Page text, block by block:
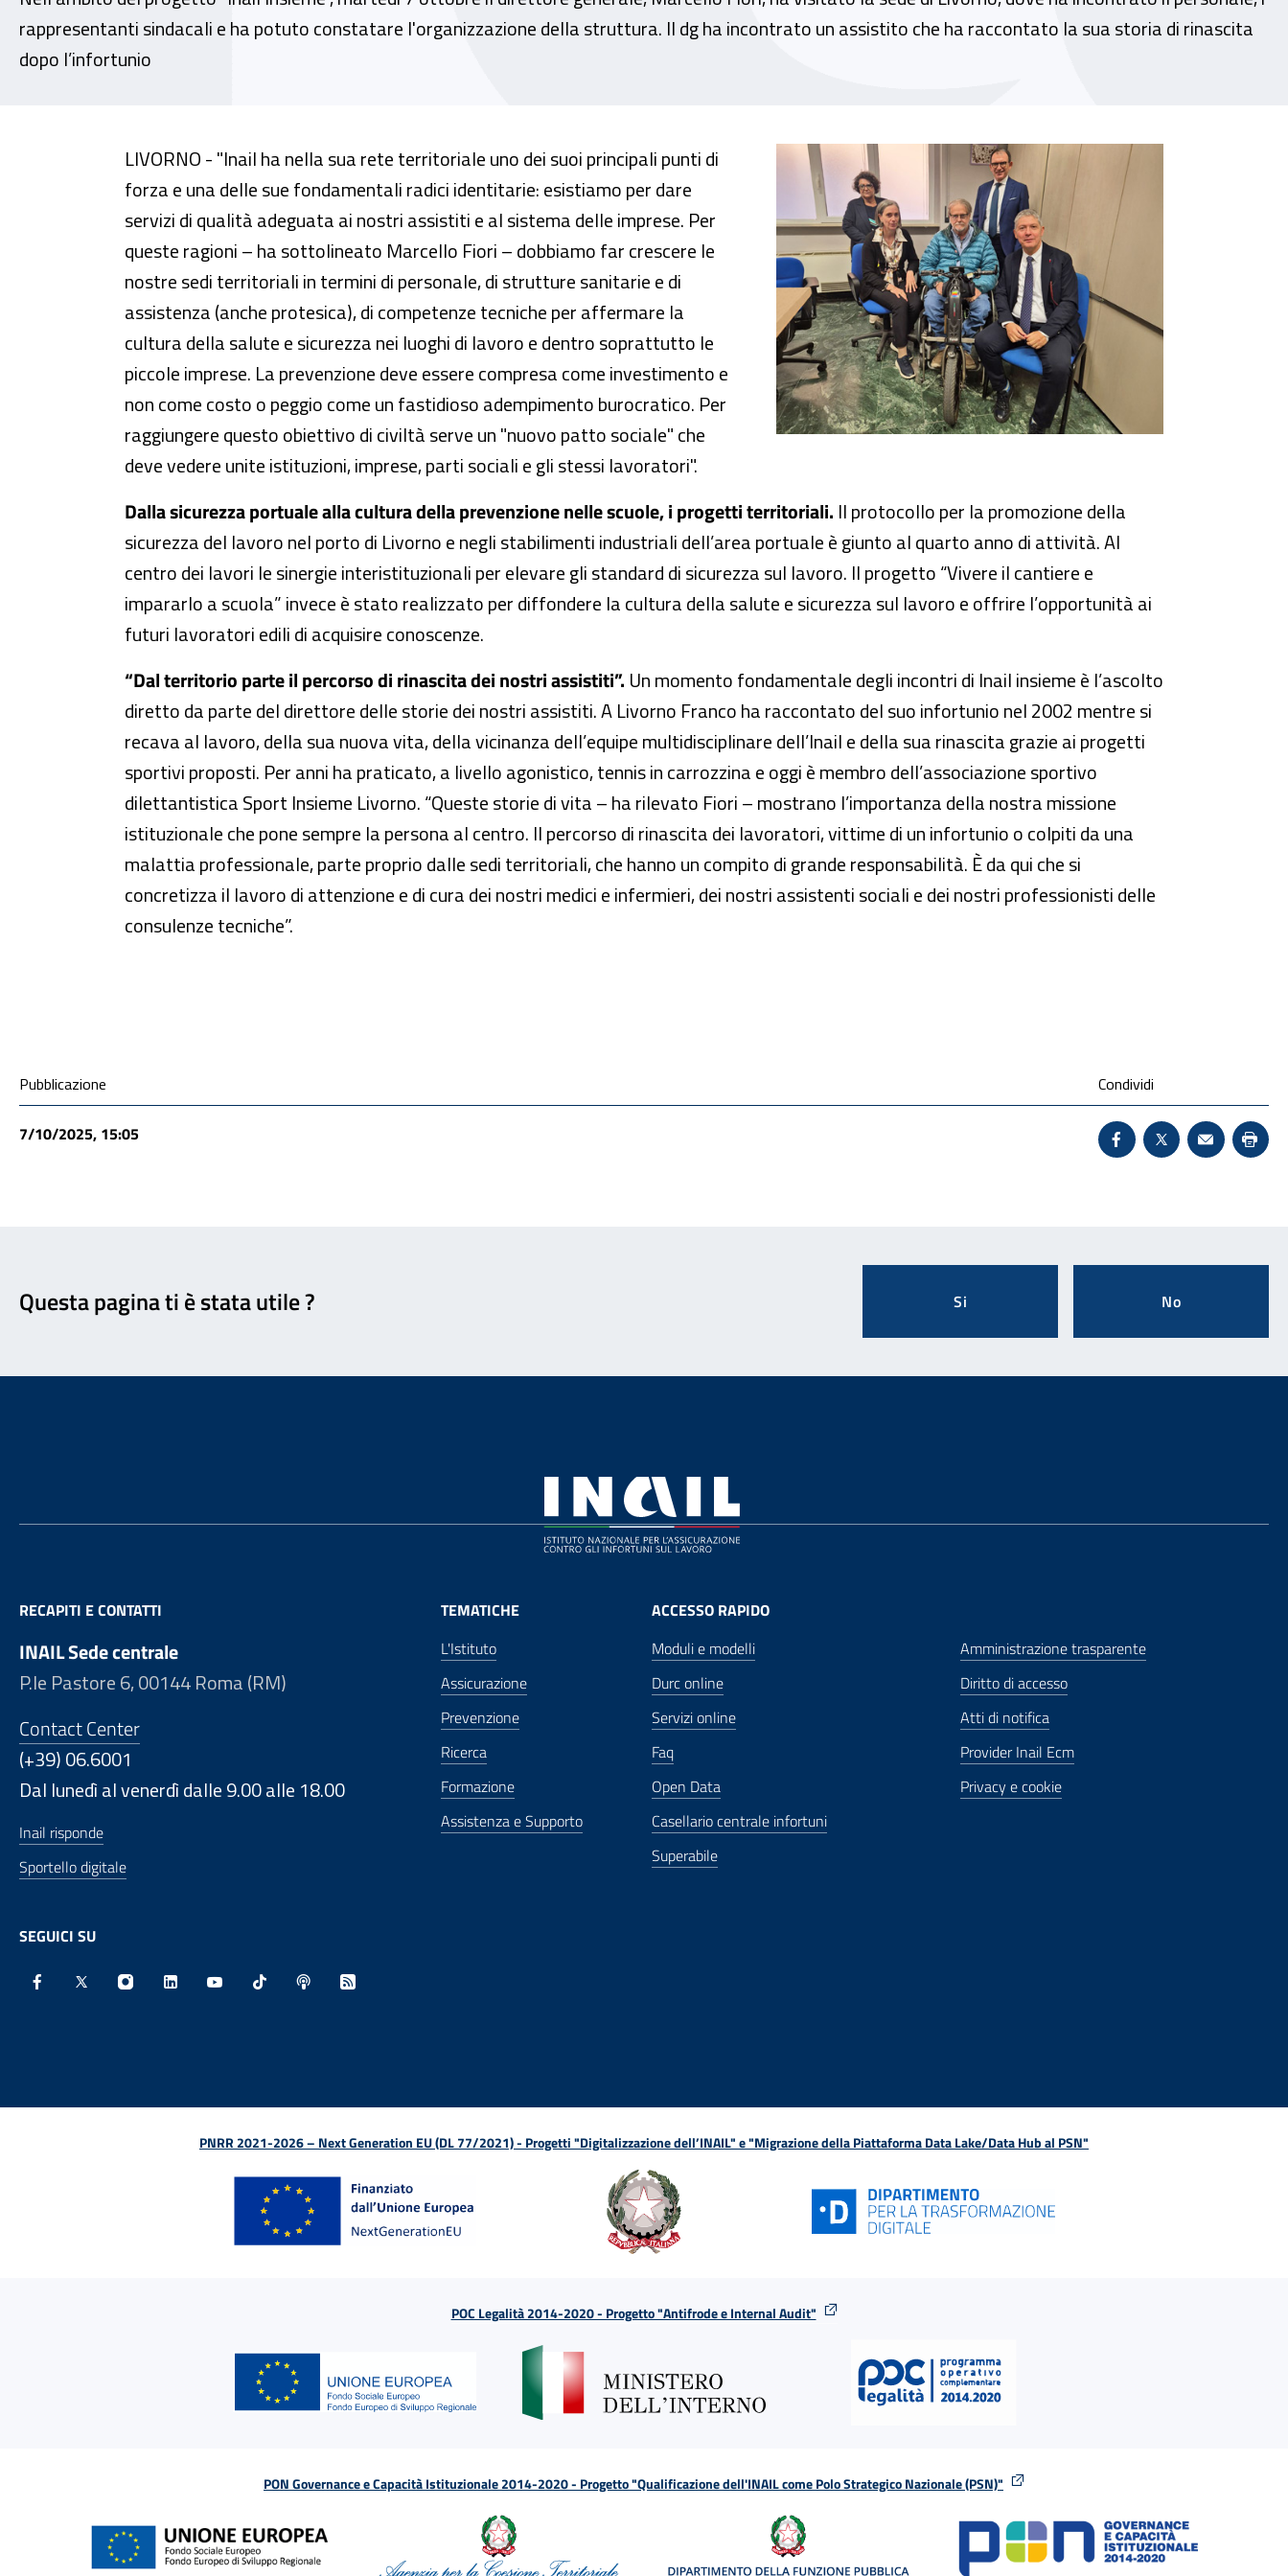
rappresentanti sindacali e ha potuto constatare l'organizzazione della struttura. Il dg ha incontrato un assistito che ha raccontato la sua storia di rinascita
dopo l’infortunio
Fiori: “Determinante la struttura territoriale di Inail per garantire servizi adeguati a cittadini e imprese”
LIVORNO -"Inail ha nella sua rete territoriale uno dei suoi principali punti di
forza e una delle sue fondamentali radici identitarie: esistiamo per dare
servizi di qualità adeguata ai nostri assistiti e al sistema delle imprese. Per
queste ragioni – ha sottolineato Marcello Fiori – dobbiamo far crescere le
nostre sedi territoriali in termini di personale, di strutture sanitarie e di
assistenza (anche protesica), di competenze tecniche per affermare la
cultura della salute e sicurezza nei luoghi di lavoro e dentro soprattutto le
piccole imprese. La prevenzione deve essere compresa come investimento e
non come costo o peggio come un fastidioso adempimento burocratico. Per
raggiungere questo obiettivo di civiltà serve un "nuovo patto sociale" che
deve vedere unite istituzioni, imprese, parti sociali e gli stessi lavoratori".
Dalla sicurezza portuale alla cultura della prevenzione nelle scuole, i progetti territoriali. Il protocollo per la promozione della
sicurezza del lavoro nel porto di Livorno e negli stabilimenti industriali dell’area portuale è giunto al quarto anno di attività. Al
centro dei lavori le sinergie interistituzionali per elevare gli standard di sicurezza sul lavoro. Il progetto “Vivere il cantiere e
impararlo a scuola” invece è stato realizzato per diffondere la cultura della salute e sicurezza sul lavoro e offrire l’opportunità ai
futuri lavoratori edili di acquisire conoscenze.
“Dal territorio parte il percorso di rinascita dei nostri assistiti”. Un momento fondamentale degli incontri di Inail insieme è l’ascolto
diretto da parte del direttore delle storie dei nostri assistiti. A Livorno Franco ha raccontato del suo infortunio nel 2002 mentre si
recava al lavoro, della sua nuova vita, della vicinanza dell’equipe multidisciplinare dell’Inail e della sua rinascita grazie ai progetti
sportivi proposti. Per anni ha praticato, a livello agonistico, tennis in carrozzina e oggi è membro dell’associazione sportivo
dilettantistica Sport Insieme Livorno. “Queste storie di vita – ha rilevato Fiori – mostrano l’importanza della nostra missione
istituzionale che pone sempre la persona al centro. Il percorso di rinascita dei lavoratori, vittime di un infortunio o colpiti da una
malattia professionale, parte proprio dalle sedi territoriali, che hanno un compito di grande responsabilità. È da qui che si
concretizza il lavoro di attenzione e di cura dei nostri medici e infermieri, dei nostri assistenti sociali e dei nostri professionisti delle
consulenze tecniche”.
Condivisione social
Pubblicazione
7/10/2025, 15:05
Condividi
Condividi su
X - Sito esterno
Invio Mail:
Questa pagina ti è stata utile ?
Si No
RECAPITI E CONTATTI
INAIL Sede centrale
P.le Pastore 6, 00144 Roma (RM)
Contact Center
(+39) 06.6001
Dal lunedì al venerdì dalle 9.00 alle 18.00
Inail risponde
Sportello digitale
SEGUICI SU
TEMATICHE
L'Istituto
Assicurazione
Prevenzione
Ricerca
Formazione
Assistenza e Supporto
ACCESSO RAPIDO
Moduli e modelli
Durc online
Servizi online
Faq
Open Data
Casellario centrale infortuni
Superabile
Amministrazione trasparente
Diritto di accesso
Atti di notifica
Provider Inail Ecm
Privacy e cookie
PNRR 2021-2026 – Next Generation EU (DL 77/2021) - Progetti "Digitalizzazione dell’INAIL" e "Migrazione della Piattaforma Data Lake/Data Hub al PSN"
POC Legalità 2014-2020 - Progetto "Antifrode e Internal Audit"
PON Governance e Capacità Istituzionale 2014-2020 - Progetto "Qualificazione dell'INAIL come Polo Strategico Nazionale (PSN)"